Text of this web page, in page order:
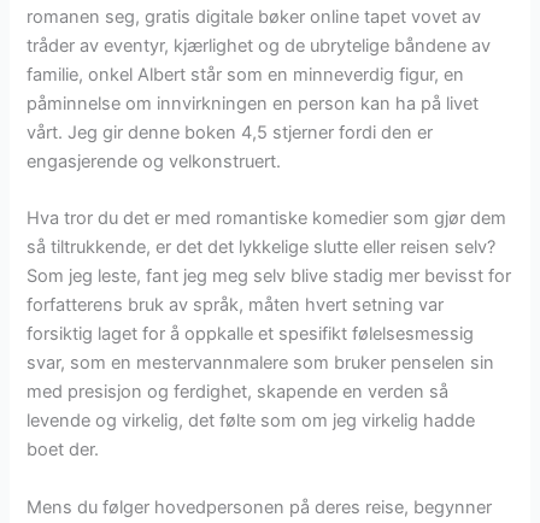
romanen seg, gratis digitale bøker online tapet vovet av
tråder av eventyr, kjærlighet og de ubrytelige båndene av
familie, onkel Albert står som en minneverdig figur, en
påminnelse om innvirkningen en person kan ha på livet
vårt. Jeg gir denne boken 4,5 stjerner fordi den er
engasjerende og velkonstruert.
Hva tror du det er med romantiske komedier som gjør dem
så tiltrukkende, er det det lykkelige slutte eller reisen selv?
Som jeg leste, fant jeg meg selv blive stadig mer bevisst for
forfatterens bruk av språk, måten hvert setning var
forsiktig laget for å oppkalle et spesifikt følelsesmessig
svar, som en mestervannmalere som bruker penselen sin
med presisjon og ferdighet, skapende en verden så
levende og virkelig, det følte som om jeg virkelig hadde
boet der.
Mens du følger hovedpersonen på deres reise, begynner